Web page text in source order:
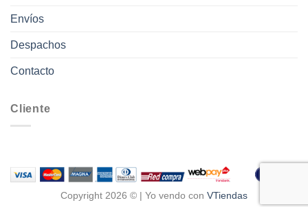
Envíos
Despachos
Contacto
Cliente
Copyright 2026 © | Yo vendo con VTiendas